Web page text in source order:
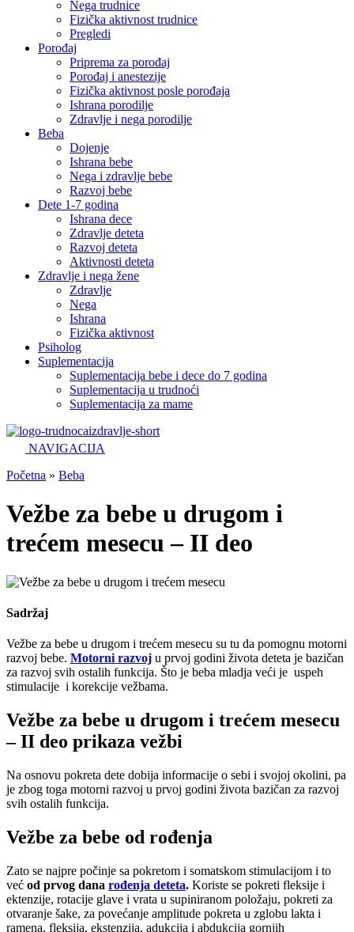
Nega trudnice
Fizička aktivnost trudnice
Pregledi
Porođaj
Priprema za porođaj
Porođaj i anestezije
Fizička aktivnost posle porođaja
Ishrana porodilje
Zdravlje i nega porodilje
Beba
Dojenje
Ishrana bebe
Nega i zdravlje bebe
Razvoj bebe
Dete 1-7 godina
Ishrana dece
Zdravlje deteta
Razvoj deteta
Aktivnosti deteta
Zdravlje i nega žene
Zdravlje
Nega
Ishrana
Fizička aktivnost
Psiholog
Suplementacija
Suplementacija bebe i dece do 7 godina
Suplementacija u trudnoći
Suplementacija za mame
NAVIGACIJA
Početna » Beba
Vežbe za bebe u drugom i
trećem mesecu – II deo
Sadržaj
Vežbe za bebe u drugom i trećem mesecu su tu da pomognu motorni
razvoj bebe. Motorni razvoj u prvoj godini života deteta je bazičan
za razvoj svih ostalih funkcija. Što je beba mladja veći je uspeh
stimulacije i korekcije vežbama.
Vežbe za bebe u drugom i trećem mesecu
– II deo prikaza vežbi
Na osnovu pokreta dete dobija informacije o sebi i svojoj okolini, pa
je zbog toga motorni razvoj u prvoj godini života bazičan za razvoj
svih ostalih funkcija.
Vežbe za bebe od rođenja
Zato se najpre počinje sa pokretom i somatskom stimulacijom i to
već od prvog dana rođenja deteta. Koriste se pokreti fleksije i
ektenzije, rotacije glave i vrata u supiniranom položaju, pokreti za
otvaranje šake, za povećanje amplitude pokreta u zglobu lakta i
ramena, fleksija, ekstenzija, adukcija i abdukcija gornjih